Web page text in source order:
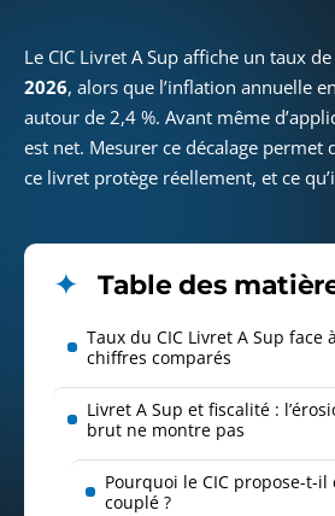
Le CIC Livret A Sup affiche un taux de
2026, alors que l’inflation annuelle
autour de 2,4 %. Avant même
est net. Mesurer ce décalage permet
ce livret protège réellement, et ce
Table des
Taux du CIC Livret A Sup face
chiffres comparés
Livret A Sup et fiscalité :
brut ne montre pas
Pourquoi le CIC propose-t-
couplé ?